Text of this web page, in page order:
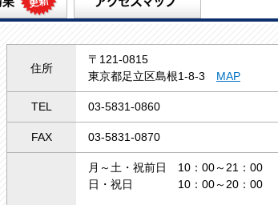
住所
〒121-0815
東京都足立区島根1-8-3 MAP
TEL 03-5831-0860
FAX 03-5831-0870
月～土・祝前日 10：00～21：00
日・祝日 10：00～20：00